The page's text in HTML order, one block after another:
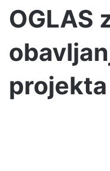
OGLAS
projekta